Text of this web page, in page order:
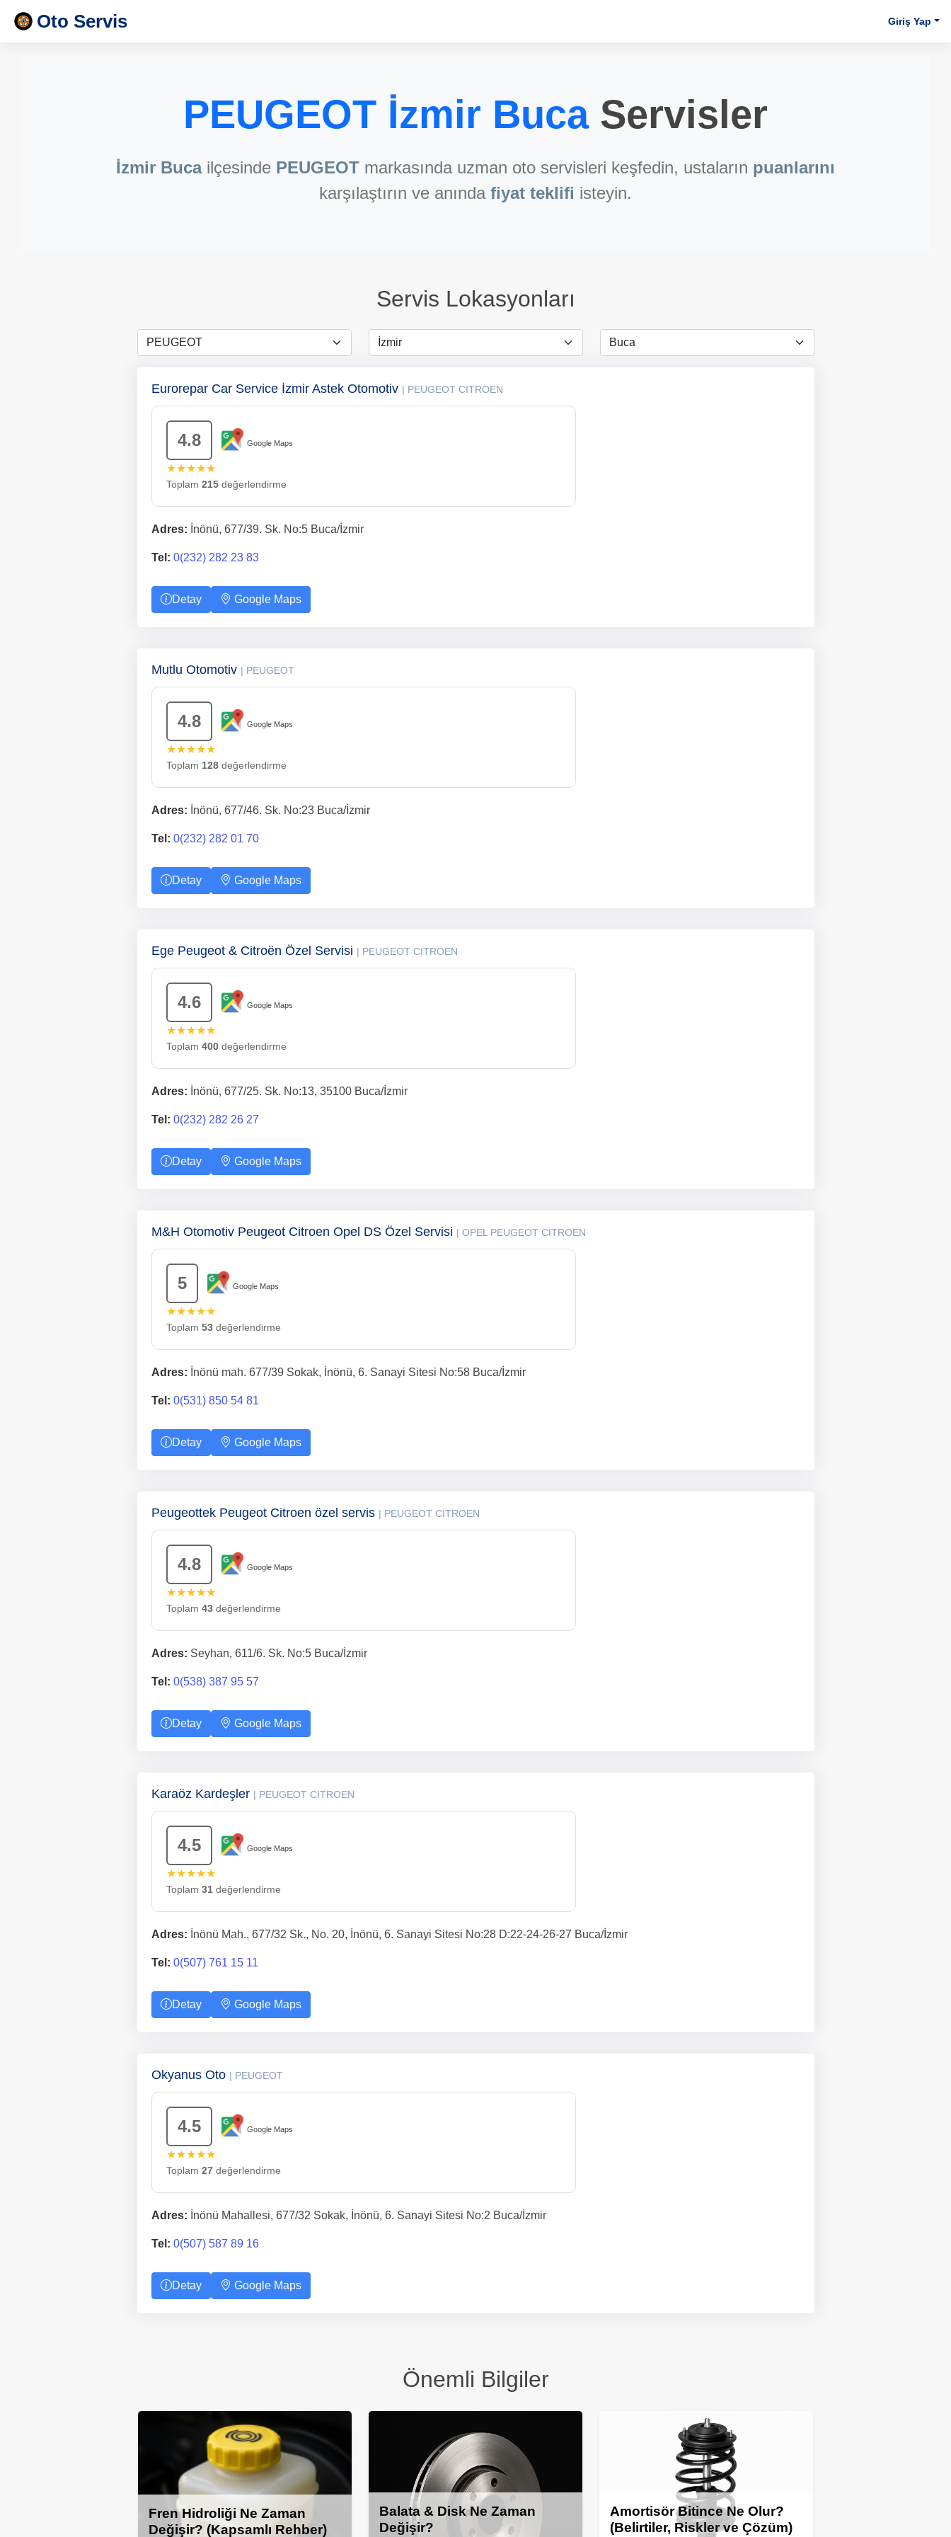
Oto Servis Giriş Yap
PEUGEOT İzmir BucaServisler
İzmir Bucailçesinde PEUGEOT markasında uzman oto servisleri keşfedin, ustaların puanlarını
karşılaştırın ve anında fiyat teklifi isteyin.
Servis Lokasyonları
Eurorepar Car Service İzmir Astek Otomotiv | PEUGEOT CITROEN
4.8 Google Maps
★★★★★
Toplam 215değerlendirme
Adres: İnönü, 677/39. Sk. No:5 Buca/İzmir
Tel: 0(232) 282 23 83
Detay Google Maps
Mutlu Otomotiv | PEUGEOT
4.8 Google Maps
★★★★★
Toplam 128değerlendirme
Adres: İnönü, 677/46. Sk. No:23 Buca/İzmir
Tel: 0(232) 282 01 70
Detay Google Maps
Ege Peugeot & Citroën Özel Servisi | PEUGEOT CITROEN
4.6 Google Maps
★★★★★
Toplam 400değerlendirme
Adres: İnönü, 677/25. Sk. No:13, 35100 Buca/İzmir
Tel: 0(232) 282 26 27
Detay Google Maps
M&H Otomotiv Peugeot Citroen Opel DS Özel Servisi | OPEL PEUGEOT CITROEN
5 Google Maps
★★★★★
Toplam 53değerlendirme
Adres: İnönü mah. 677/39 Sokak, İnönü, 6. Sanayi Sitesi No:58 Buca/İzmir
Tel: 0(531) 850 54 81
Detay Google Maps
Peugeottek Peugeot Citroen özel servis | PEUGEOT CITROEN
4.8 Google Maps
★★★★★
Toplam 43değerlendirme
Adres: Seyhan, 611/6. Sk. No:5 Buca/İzmir
Tel: 0(538) 387 95 57
Detay Google Maps
Karaöz Kardeşler | PEUGEOT CITROEN
4.5 Google Maps
★★★★★
Toplam 31değerlendirme
Adres: İnönü Mah., 677/32 Sk., No. 20, İnönü, 6. Sanayi Sitesi No:28 D:22-24-26-27 Buca/İzmir
Tel: 0(507) 761 15 11
Detay Google Maps
Okyanus Oto | PEUGEOT
4.5 Google Maps
★★★★★
Toplam 27değerlendirme
Adres: İnönü Mahallesi, 677/32 Sokak, İnönü, 6. Sanayi Sitesi No:2 Buca/İzmir
Tel: 0(507) 587 89 16
Detay Google Maps
Önemli Bilgiler
Fren Hidroliği Ne Zaman
Değişir? (Kapsamlı Rehber)
Balata & Disk Ne Zaman
Değişir?
Amortisör Bitince Ne Olur?
(Belirtiler, Riskler ve Çözüm)